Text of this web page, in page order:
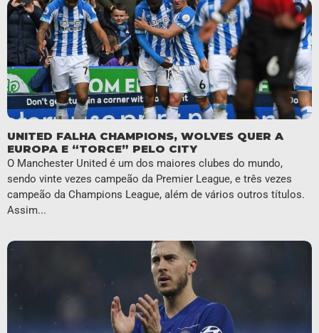
UNITED FALHA CHAMPIONS, WOLVES QUER A
EUROPA E “TORCE” PELO CITY
O Manchester United é um dos maiores clubes do mundo,
sendo vinte vezes campeão da Premier League, e três vezes
campeão da Champions League, além de vários outros títulos.
Assim...